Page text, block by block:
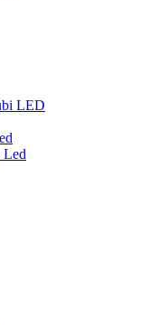
LED
Led